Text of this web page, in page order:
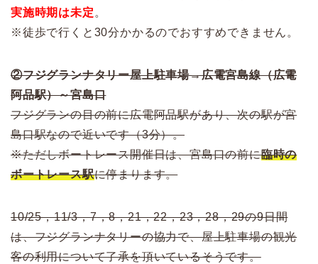
実施時期は未定 。
※徒歩で行くと30分かかるのでおすすめできません。
②フジグランナタリー屋上駐車場→広電宮島線（広電
阿品駅）～宮島口
フジグランの目の前に広電阿品駅があり、次の駅が宮
島口駅なので近いです（3分）。
※ただしボートレース開催日は、宮島口の前に臨時の
ボートレース駅に停まります。
10/25，11/3，7，8，21，22，23，28，29の9日間
は、フジグランナタリーの協力で、屋上駐車場の観光
客の利用について了承を頂いているそうです。